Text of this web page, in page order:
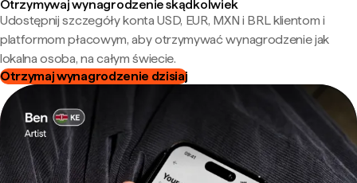
Otrzymywaj wynagrodzenie skądkolwiek
Udostępnij szczegóły konta USD, EUR, MXN i BRL klientom i
platformom płacowym, aby otrzymywać wynagrodzenie jak
lokalna osoba, na całym świecie.
Otrzymaj wynagrodzenie dzisiaj